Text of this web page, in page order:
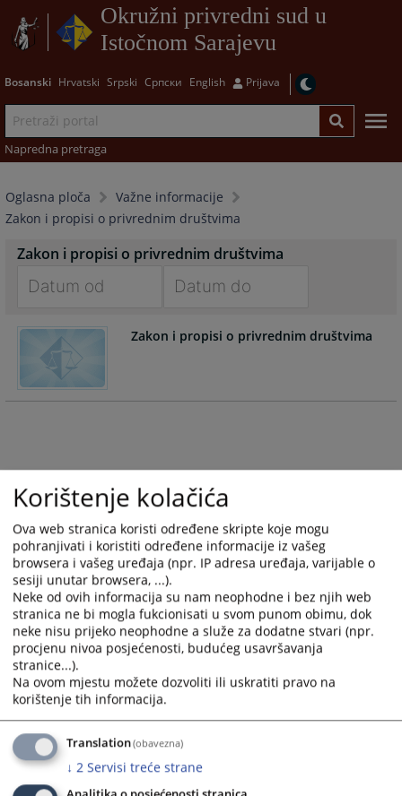
Okružni privredni sud u
Istočnom Sarajevu
Bosanski Hrvatski Srpski Српски English Prijava
Napredna pretraga
Oglasna ploča
Važne informacije
Zakon i propisi o privrednim društvima
Zakon i propisi o privrednim društvima
forward
interact
with
select
a
Press
the
question
mark
key
to
get
the
keyboard
shortcuts
for
changing
dates.
forward
select
a
Press
the
question
mark
key
to
get
keyboard
changing
dates.
Zakon i propisi o privrednim društvima
Korištenje kolačića
Ova web stranica koristi određene skripte koje mogu
pohranjivati i koristiti određene informacije iz vašeg
browsera i vašeg uređaja (npr. IP adresa uređaja, varijable o
sesiji unutar browsera, ...).
Neke od ovih informacija su nam neophodne i bez njih web
stranica ne bi mogla fukcionisati u svom punom obimu, dok
neke nisu prijeko neophodne a služe za dodatne stvari (npr.
procjenu nivoa posjećenosti, budućeg usavršavanja
stranice...).
Na ovom mjestu možete dozvoliti ili uskratiti pravo na
korištenje tih informacija.
Translation(obavezna)
↓ 2 Servisi treće strane